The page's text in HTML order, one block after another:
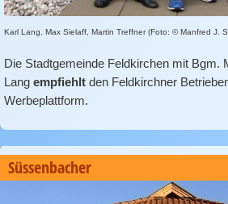
Karl Lang, Max Sielaff, Martin Treffner (Foto: © Manfred J.
Die Stadtgemeinde Feldkirchen mit Bgm.
Lang empfiehlt den Feldkirchner
Werbeplattform.
Süssenbacher